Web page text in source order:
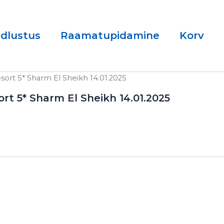
Raamatupidamine Korv
5* Sharm El Sheikh 14.01.2025
5* Sharm El Sheikh 14.01.2025